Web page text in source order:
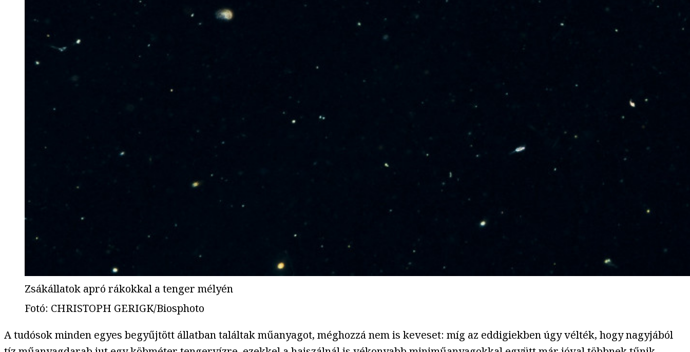
Zsákállatok apró rákokkal a tenger mélyén
Fotó: CHRISTOPH GERIGK/Biosphoto
A tudósok minden egyes begyűjtött állatban találtak műanyagot, méghozzá nem is keveset: míg az eddigiekben úgy vélték, hogy nagyjából